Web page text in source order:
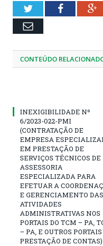
TwitterFacebook
Email
CONTEÚDO
INEXIGIBILIDADE Nº
6/2023-022-PMI
(CONTRATAÇÃO DE
EMPRESA
EM PRESTAÇÃO DE
SERVIÇOS TÉCNICOS DE
ASSESSORIA
ESPECIALIZADA PARA
EFETUAR A
E GERENCIAMENTO DAS
ATIVIDADES
ADMINISTRATIVAS NOS
PORTAIS DO TCM – PA,
– PA, E OUTROS
PRESTAÇÃO DE CONTAS)